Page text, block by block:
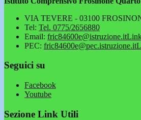
VIA TEVERE - 03100
Tel: Tel. 0775/2656880
Email: fric84600e@istruzione.it
PEC: fric84600e@pec.istruzione.it
Seguici su
Facebook
Youtube
Sezione Link Utili